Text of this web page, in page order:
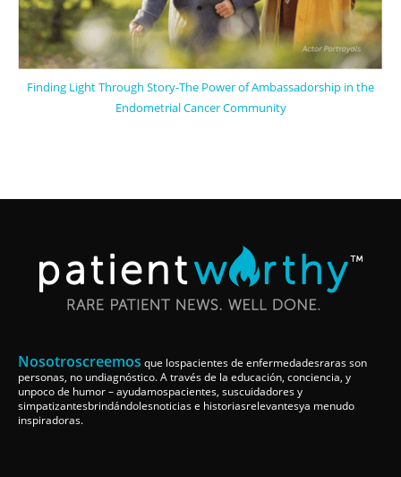
Finding Light Through Story-The Power of Ambassadorship in the
Endometrial Cancer Community
Nosotroscreemos que lospacientes de enfermedadesraras son
personas, no undiagnóstico. A través de la educación, conciencia, y
unpoco de humor – ayudamospacientes, suscuidadores y
simpatizantesbrindándolesnoticias e historiasrelevantesya menudo
inspiradoras.